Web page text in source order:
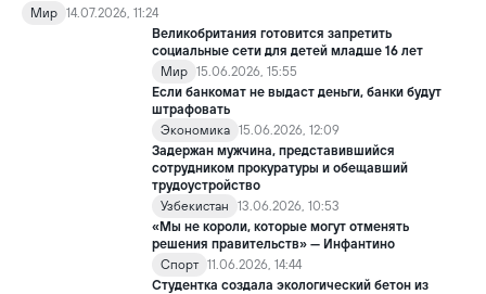
сборная Норвегии перечислила весь призовой фонд,
полученный на чемпионате мира по футболу FIFA 2026, в
качестве гуманитарной помощи жителям сектора Газа.
Мир 14.07.2026, 11:24
Великобритания готовится запретить
социальные сети для детей младше 16 лет
Мир 15.06.2026, 15:55
Если банкомат не выдаст деньги, банки будут
штрафовать
Экономика 15.06.2026, 12:09
Задержан мужчина, представившийся
сотрудником прокуратуры и обещавший
трудоустройство
Узбекистан
13.06.2026, 10:53
«Мы не короли, которые могут отменять
решения правительств» — Инфантино
Спорт 11.06.2026, 14:44
Студентка создала экологический бетон из